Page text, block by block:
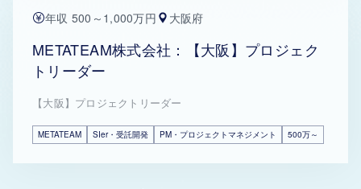
年収 500～1,000万円 大阪府
METATEAM株式会社：【大阪】プロジェク
トリーダー
【大阪】プロジェクトリーダー
METATEAM SIer・受託開発 PM・プロジェクトマネジメント 500万～